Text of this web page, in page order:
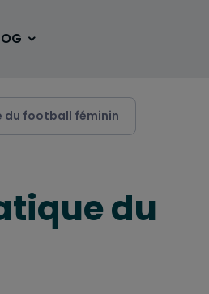
ÉTUDIER
du football féminin
du